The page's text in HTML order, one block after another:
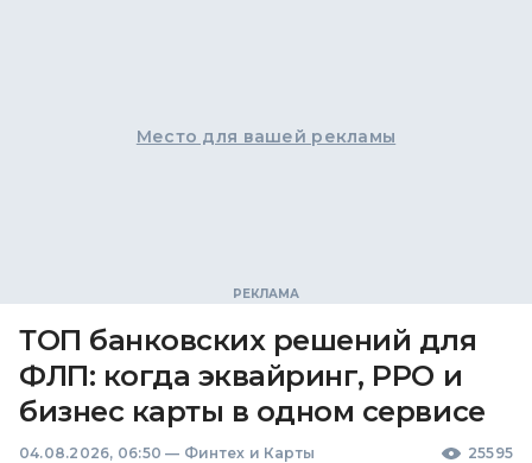
Место для вашей рекламы
ТОП банковских решений для
ФЛП: когда эквайринг, РРО и
бизнес карты в одном сервисе
04.08.2026, 06:50 — Финтех и Карты 25595